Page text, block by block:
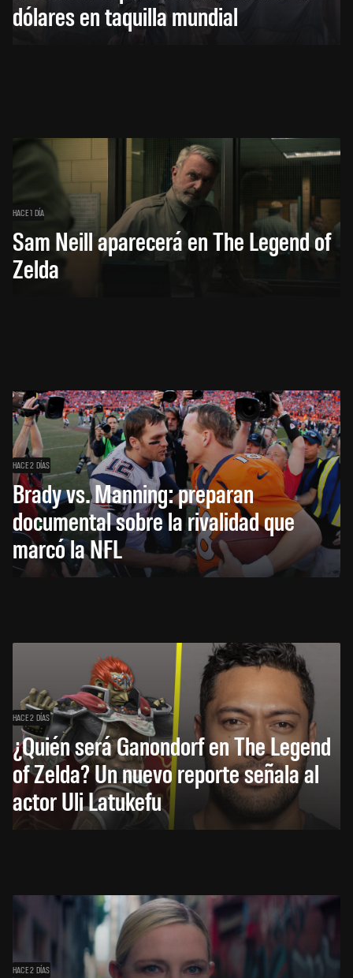
dólares en taquilla mundial
HACE 1 DÍA
Sam Neill aparecerá en The Legend of
Zelda
HACE 2 DÍAS
Brady vs. Manning: preparan
documental sobre la rivalidad que
marcó la NFL
HACE 2 DÍAS
¿Quién será Ganondorf en The Legend
of Zelda? Un nuevo reporte señala al
actor Uli Latukefu
HACE 2 DÍAS